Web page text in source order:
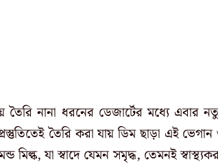
নানা ধরনের ডেজার্টের মধ্যে এবার
তৈরি করা যায় ডিম ছাড়া এই
মিল্ক, যা স্বাদে যেমন সমৃদ্ধ, তেমনই